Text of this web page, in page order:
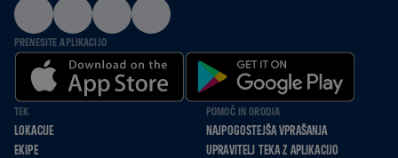
PRENESITE APLIKACIJO
TEK
LOKACIJE
EKIPE
POMOČ IN ORODJA
NAJPOGOSTEJŠA VPRAŠANJA
UPRAVITELJ TEKA Z APLIKACIJO